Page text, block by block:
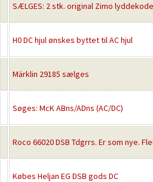
SÆLGES: 2 stk. original Zimo
H0 DC hjul ønskes byttet til AC hjul
Märklin 29185 sælges
Søges: McK ABns/ADns (AC/DC)
Roco 66020 DSB Tdgrrs. Er som nye.
Købes Heljan EG DSB gods DC